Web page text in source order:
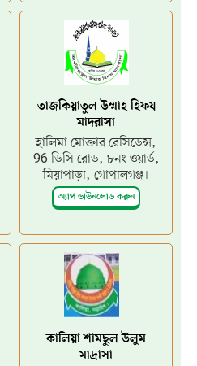
তাজকিয়াতুল উম্মাহ হিফয
মাদরাসা
হালিমা মোক্তার রেসিডেন্স,
96 ডিসি রোড, ৮নং ওয়ার্ড,
মিয়াপাড়া, গোপালগঞ্জ।
অ্যাপ ডাউনলোড করুন
কালিয়া শামছুল উলুম
মাদ্রাসা